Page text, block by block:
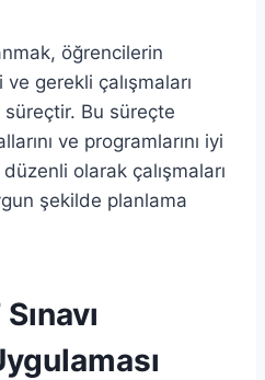
öğrencilerin
gerekli çalışmaları
Bu süreçte
ve programlarını iyi
olarak çalışmaları
şekilde planlama